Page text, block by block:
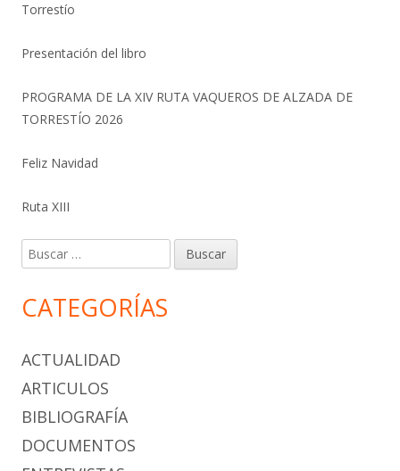
Torrestío
Presentación del libro
PROGRAMA DE LA XIV RUTA VAQUEROS DE ALZADA DE
TORRESTÍO 2026
Feliz Navidad
Ruta XIII
Buscar:
CATEGORÍAS
ACTUALIDAD
ARTICULOS
BIBLIOGRAFÍA
DOCUMENTOS